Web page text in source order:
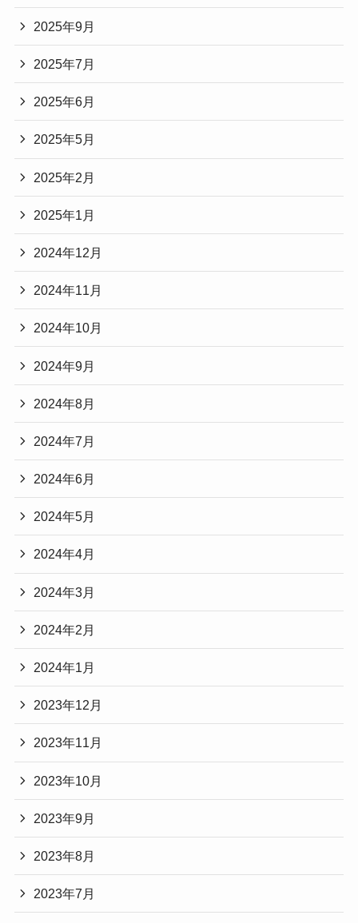
2025年9月
2025年7月
2025年6月
2025年5月
2025年2月
2025年1月
2024年12月
2024年11月
2024年10月
2024年9月
2024年8月
2024年7月
2024年6月
2024年5月
2024年4月
2024年3月
2024年2月
2024年1月
2023年12月
2023年11月
2023年10月
2023年9月
2023年8月
2023年7月